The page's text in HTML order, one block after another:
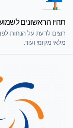
תהיו הראשונים
רוצים לדעת על הנחות
מלאי מקומי ועוד.